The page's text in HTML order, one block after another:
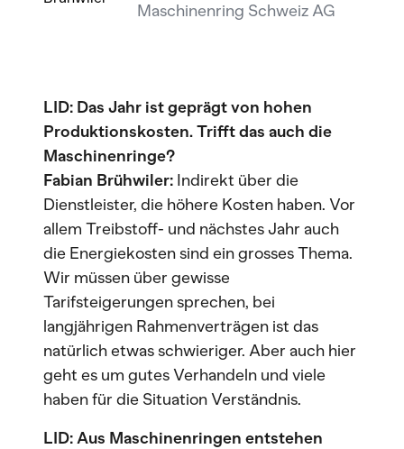
Maschinenring Schweiz AG
LID: Das Jahr ist geprägt von hohen
Produktionskosten. Trifft das auch die
Maschinenringe?
Fabian Brühwiler: Indirekt über die
Dienstleister, die höhere Kosten haben. Vor
allem Treibstoff- und nächstes Jahr auch
die Energiekosten sind ein grosses Thema.
Wir müssen über gewisse
Tarifsteigerungen sprechen, bei
langjährigen Rahmenverträgen ist das
natürlich etwas schwieriger. Aber auch hier
geht es um gutes Verhandeln und viele
haben für die Situation Verständnis.
LID: Aus Maschinenringen entstehen